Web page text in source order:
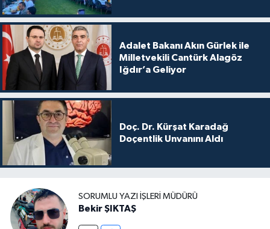
Adalet Bakanı Akın Gürlek ile
Milletvekili Cantürk Alagöz
Iğdır’a Geliyor
Doç. Dr. Kürşat Karadağ
Doçentlik Unvanını Aldı
SORUMLU YAZI İŞLERI MÜDÜRÜ
Bekir ŞIKTAŞ